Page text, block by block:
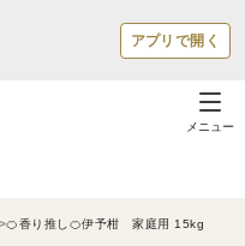
アプリで開く
メニュー
🍊香り推し🍊伊予柑 家庭用 15kg